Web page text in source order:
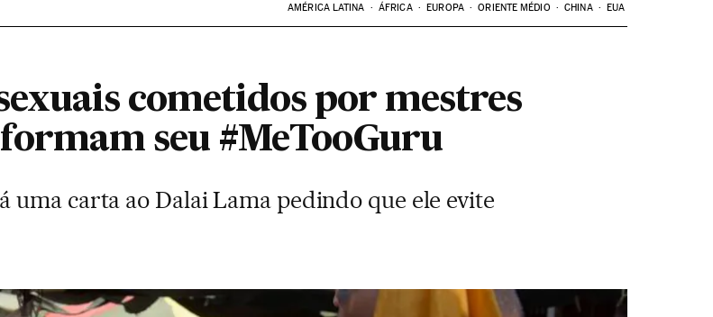
AMÉRICA LATINA ÁFRICA EUROPA ORIENTE MÉDIO CHINA EUA
cometidos por mestres
seu #MeTooGuru
uma carta ao Dalai Lama pedindo que ele evite